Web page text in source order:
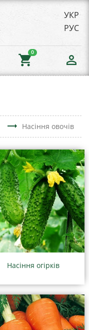
УКР
РУС
shopping_cart
0
person_outline
trending_flat Насіння овочів
Насіння огірків